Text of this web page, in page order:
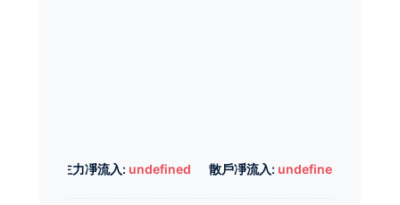
主力凈流入: undefined 散戶凈流入: undefined